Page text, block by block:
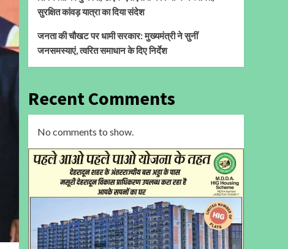
सुरक्षित कांवड़ यात्रा का दिया संदेश
जनता की चौखट पर धामी सरकार: मुख्यमंत्री ने सुनीं
जनसमस्याएं, त्वरित समाधान के दिए निर्देश
Recent Comments
No comments to show.